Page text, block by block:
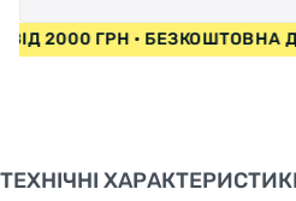
ВІД 2000 ГРН •
ТЕХНІЧНІ